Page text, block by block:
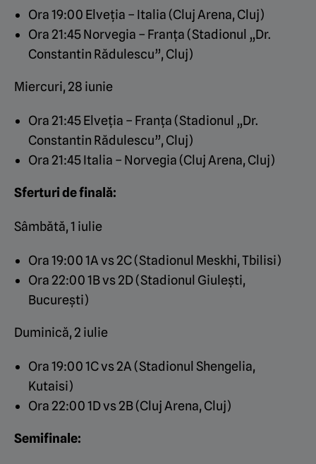
Ora 19:00 Elveția – Italia (Cluj Arena, Cluj)
Ora 21:45 Norvegia – Franța (Stadionul „Dr.
Constantin Rădulescu”, Cluj)
Miercuri, 28 iunie
Ora 21:45 Elveția – Franța (Stadionul „Dr.
Constantin Rădulescu”, Cluj)
Ora 21:45 Italia – Norvegia (Cluj Arena, Cluj)
Sferturi de finală:
Sâmbătă, 1 iulie
Ora 19:00 1A vs 2C (Stadionul Meskhi, Tbilisi)
Ora 22:00 1B vs 2D (Stadionul Giulești,
București)
Duminică, 2 iulie
Ora 19:00 1C vs 2A (Stadionul Shengelia,
Kutaisi)
Ora 22:00 1D vs 2B (Cluj Arena, Cluj)
Semifinale: